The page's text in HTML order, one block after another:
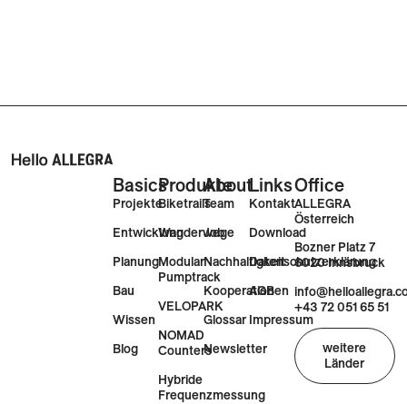
Basics
Projekte
Entwicklung
Planung
Bau
Wissen
Blog
Produkte
Biketrails
Wanderwege
Modular
Pumptrack
VELOPARK
NOMAD
Counters
Hybride
Frequenzmessung
About
Team
Job
Nachhaltigkeit
Kooperationen
Glossar
Newsletter
Links
Kontakt
Download
Datenschutzerklärung
AGB
Impressum
Office
ALLEGRA
Österreich
Bozner Platz 7
6020 Innsbruck
+43 72 051 65 51
weitere
Länder